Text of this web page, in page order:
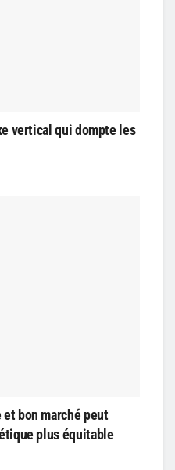
vertical qui dompte les
et bon marché peut
plus équitable